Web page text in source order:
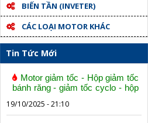
BIẾN TẦN (INVETER)
CÁC LOẠI MOTOR KHÁC
Tin Tức Mới
Motor giảm tốc - Hộp giảm tốc
bánh răng - giảm tốc cyclo - hộp
19/10/2025 - 21:10